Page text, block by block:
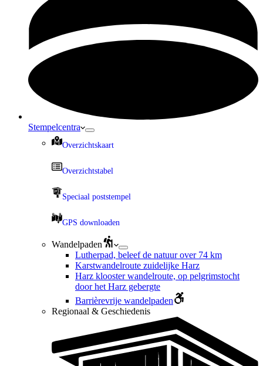
Stempelcentra
Overzichtskaart
Overzichtstabel
Speciaal poststempel
GPS downloaden
Wandelpaden
Lutherpad, beleef de natuur over 74 km
Karstwandelroute zuidelijke Harz
Harz klooster wandelroute, op pelgrimstocht
door het Harz gebergte
Barrièrevrije wandelpaden
Regionaal & Geschiedenis